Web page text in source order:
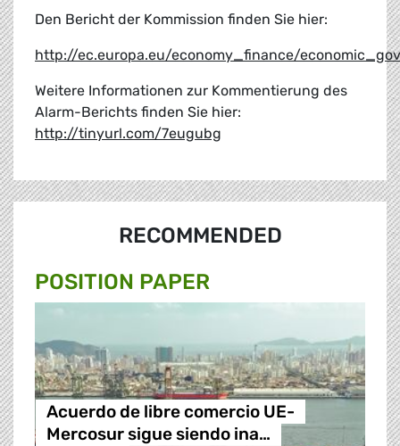
Den Bericht der Kommission finden Sie hier:
http://ec.europa.eu/economy_finance/
Weitere Informationen zur Kommentierung des
Alarm-Berichts finden Sie hier:
http://tinyurl.com/7eugubg
RECOMMENDED
POSITION PAPER
Acuerdo de libre comercio UE-
Mercosur sigue siendo ina…